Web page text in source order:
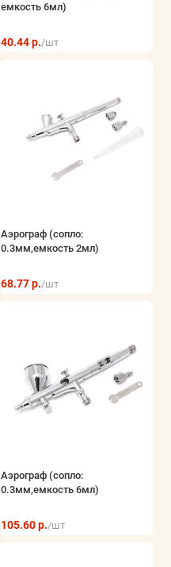
емкость 6мл)
40.44 р./шт
Аэрограф (сопло:
0.3мм,емкость 2мл)
68.77 р./шт
Аэрограф (сопло:
0.3мм,емкость 6мл)
105.60 р./шт